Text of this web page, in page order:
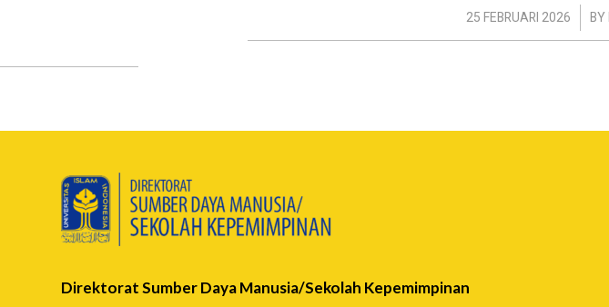
25 FEBRUARI 2026
/ BY
Direktorat Sumber Daya Manusia/Sekolah Kepemimpinan